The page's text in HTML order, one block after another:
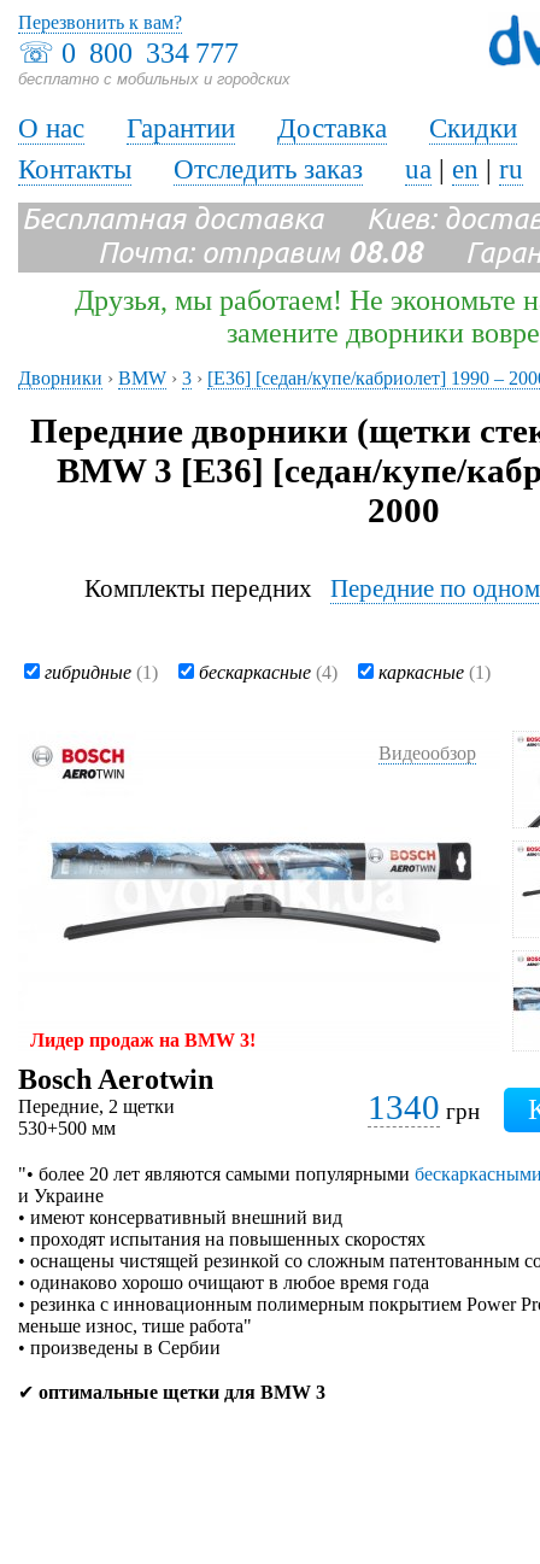
☏ 0 800 334 777
бесплатно с мобильных и городских
Перезвонить к вам?
О нас Гарантии Доставка
Скидки
Контакты
Отследить заказ ua | en | ru
Бесплатная доставка Киев:
Почта: отправим 08.08
Друзья, мы работаем! Не экономьте
замените дворники
Дворники › BMW › 3 › [E36] [седан/купе/кабриолет] 1990 –
Передние дворники (щетки
BMW 3 [E36] [седан/купе/
2000
Комплекты передних Передние по
гибридные (1) бескаркасные (4) каркасные (1)
Видеообзор
Лидер продаж на BMW 3!
Bosch Aerotwin
Передние, 2 щетки
530+500 мм
1340 грн
"• более 20 лет являются самыми популярными
и Украине
• имеют консервативный внешний вид
• проходят испытания на повышенных скоростях
• оснащены чистящей резинкой со сложным патентованным
• одинаково хорошо очищают в любое время года
• резинка с инновационным полимерным покрытием Power
меньше износ, тише работа"
• произведены в Сербии
✔ оптимальные щетки для BMW 3